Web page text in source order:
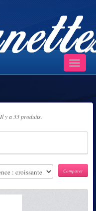
Navigation
bascule
Il y a 33 produits.